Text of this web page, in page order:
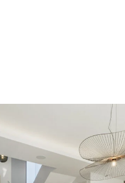
CONSULTA
política de privacidad